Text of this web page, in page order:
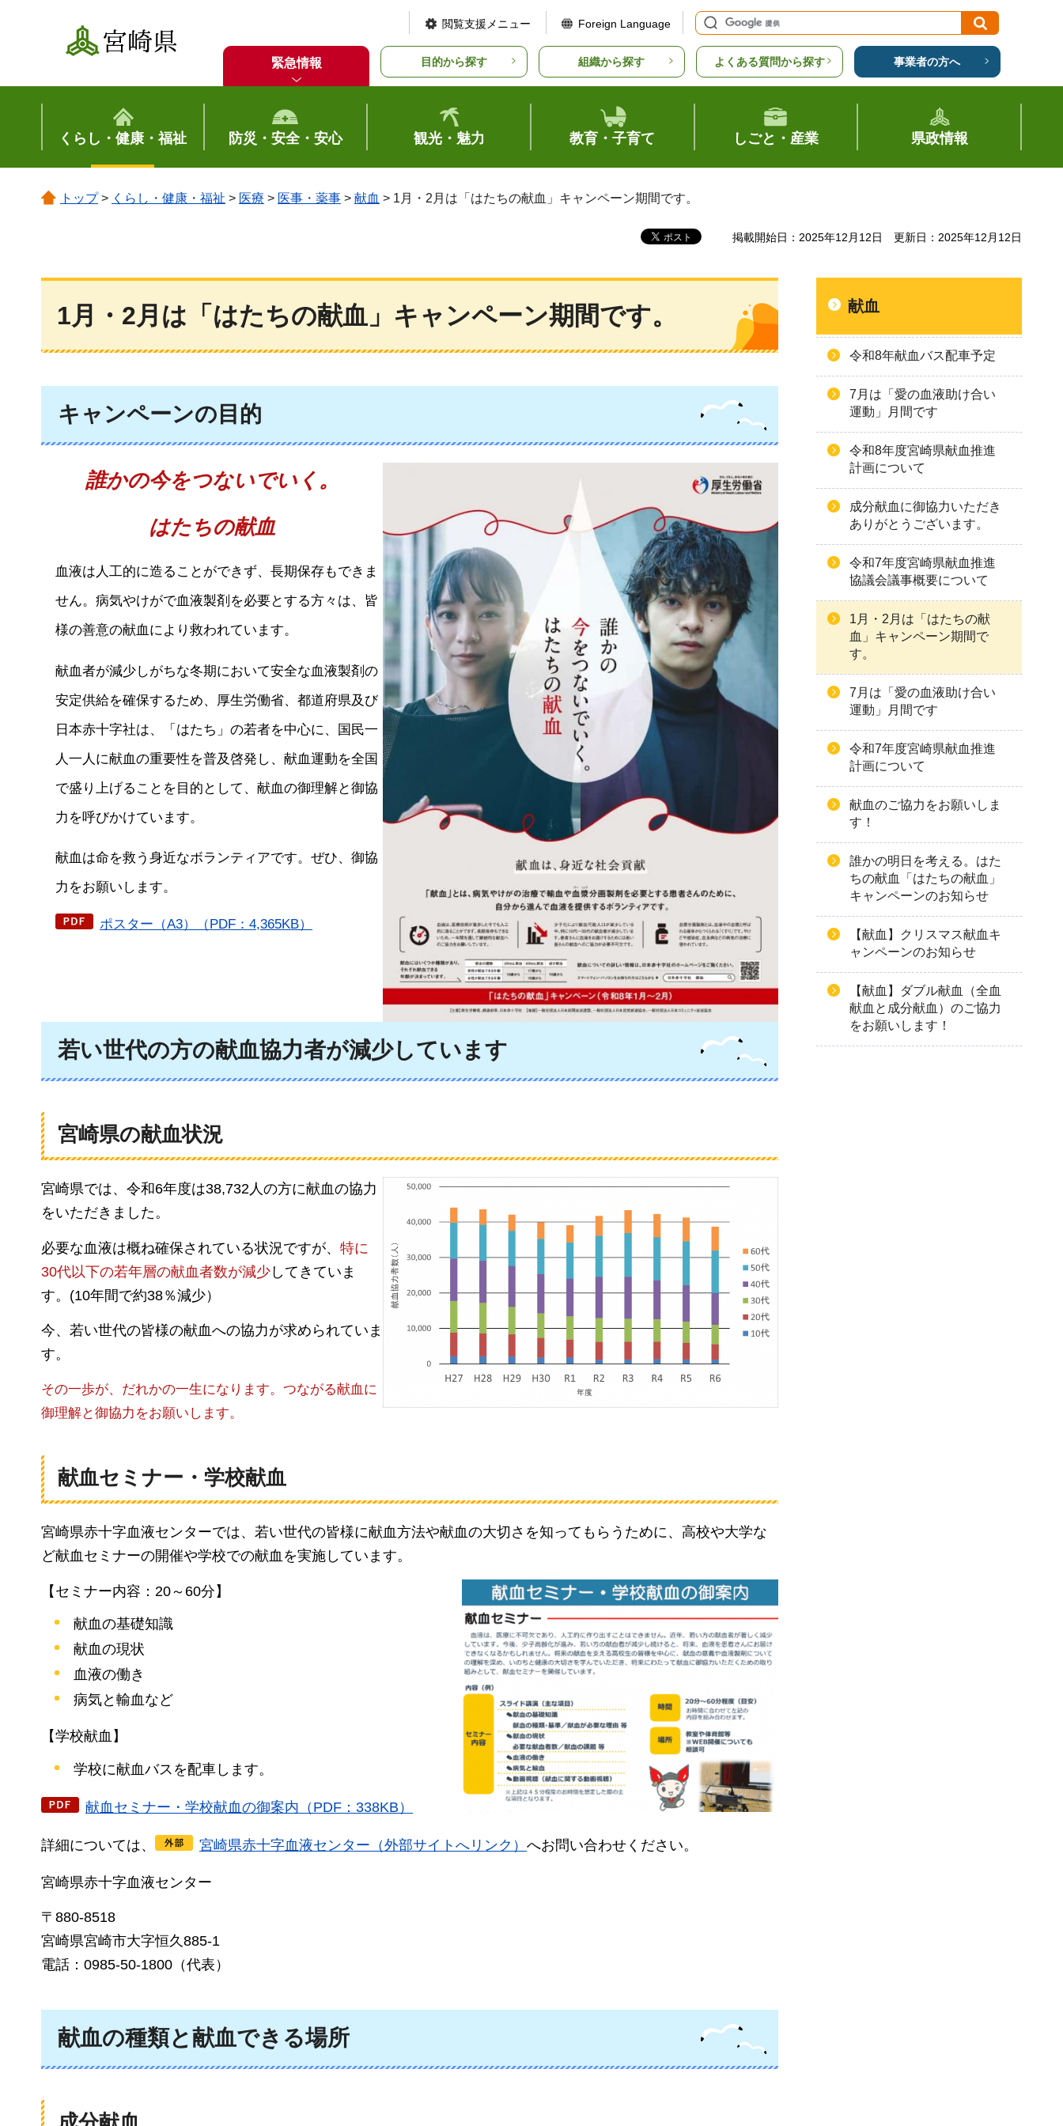
宮崎県
閲覧支援メニュー Foreign Language
緊急情報 目的から探す 組織から探す よくある質問から探す 事業者の方へ
くらし・健康・福祉 防災・安全・安心 観光・魅力 教育・子育て しごと・産業 県政情報
トップ> くらし・健康・福祉 > 医療 > 医事・薬事 > 献血 > 1月・2月は「はたちの献血」キャンペーン期間です。
掲載開始日：2025年12月12日 更新日：2025年12月12日
1月・2月は「はたちの献血」キャンペーン期間です。
キャンペーンの目的
誰かの今をつないでいく。
はたちの献血
血液は人工的に造ることができず、長期保存もできま
せん。病気やけがで血液製剤を必要とする方々は、皆
様の善意の献血により救われています。
献血者が減少しがちな冬期において安全な血液製剤の
安定供給を確保するため、厚生労働省、都道府県及び
日本赤十字社は、「はたち」の若者を中心に、国民一
人一人に献血の重要性を普及啓発し、献血運動を全国
で盛り上げることを目的として、献血の御理解と御協
力を呼びかけています。
献血は命を救う身近なボランティアです。ぜひ、御協
力をお願いします。
ポスター（A3）（PDF：4,365KB）
若い世代の方の献血協力者が減少しています
宮崎県の献血状況
宮崎県では、令和6年度は38,732人の方に献血の協力
をいただきました。
必要な血液は概ね確保されている状況ですが、 特に
30代以下の若年層の献血者数が減少 してきていま
す。(10年間で約38％減少）
今、若い世代の皆様の献血への協力が求められていま
す。
その一歩が、だれかの一生になります。つながる献血に
御理解と御協力をお願いします。
献血セミナー・学校献血
宮崎県赤十字血液センターでは、若い世代の皆様に献血方法や献血の大切さを知ってもらうために、高校や大学な
ど献血セミナーの開催や学校での献血を実施しています。
【セミナー内容：20～60分】
献血の基礎知識
献血の現状
血液の働き
病気と輸血など
【学校献血】
学校に献血バスを配車します。
献血セミナー・学校献血の御案内（PDF：338KB）
詳細については、 宮崎県赤十字血液センター（外部サイトへリンク） へお問い合わせください。
宮崎県赤十字血液センター
〒880-8518
宮崎県宮崎市大字恒久885-1
電話：0985-50-1800（代表）
献血の種類と献血できる場所
献血
令和8年献血バス配車予定
7月は「愛の血液助け合い
運動」月間です
令和8年度宮崎県献血推進
計画について
成分献血に御協力いただき
ありがとうございます。
令和7年度宮崎県献血推進
協議会議事概要について
1月・2月は「はたちの献
血」キャンペーン期間で
す。
7月は「愛の血液助け合い
運動」月間です
令和7年度宮崎県献血推進
計画について
献血のご協力をお願いしま
す！
誰かの明日を考える。はた
ちの献血「はたちの献血」
キャンペーンのお知らせ
【献血】クリスマス献血キ
ャンペーンのお知らせ
【献血】ダブル献血（全血
献血と成分献血）のご協力
をお願いします！